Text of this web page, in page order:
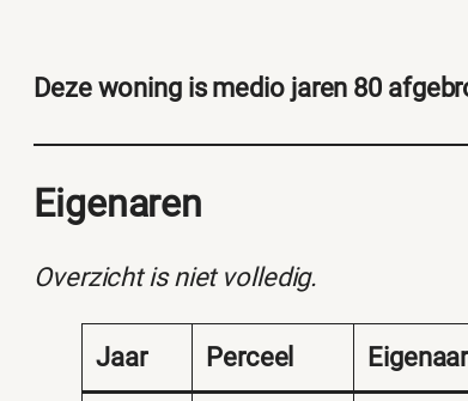
Deze woning is medio jaren 80
Eigenaren
Overzicht is niet volledig.
Jaar Perceel Eigenaar